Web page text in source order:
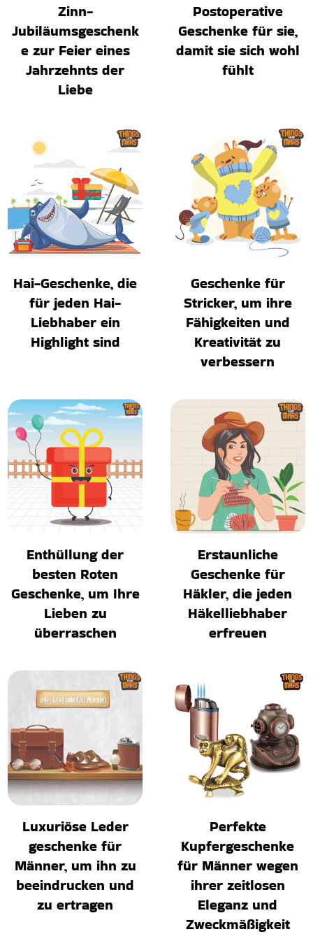
Zinn-
Jubiläumsgeschenk
e zur Feier eines
Jahrzehnts der
Liebe
Postoperative
Geschenke für sie,
damit sie sich wohl
fühlt
Hai-Geschenke, die
für jeden Hai-
Liebhaber ein
Highlight sind
Geschenke für
Stricker, um ihre
Fähigkeiten und
Kreativität zu
verbessern
Enthüllung der
besten Roten
Geschenke, um Ihre
Lieben zu
überraschen
Erstaunliche
Geschenke für
Häkler, die jeden
Häkelliebhaber
erfreuen
Luxuriöse Leder
geschenke für
Männer, um ihn zu
beeindrucken und
zu ertragen
Perfekte
Kupfergeschenke
für Männer wegen
ihrer zeitlosen
Eleganz und
Zweckmäßigkeit